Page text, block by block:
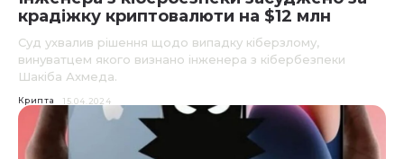
крадіжку криптовалюти на $12 млн
Суд ухвалив рішення щодо випадку кіберзлому,
винуватцем якого визнано інженера з кібербезпеки
Шакіба Ахмеда.
Крипта 15.04.2024